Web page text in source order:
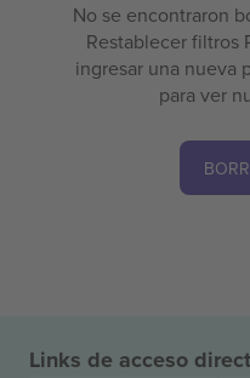
No se encontraron
Restablecer filtros
ingresar una nueva
para ver
Links de acceso